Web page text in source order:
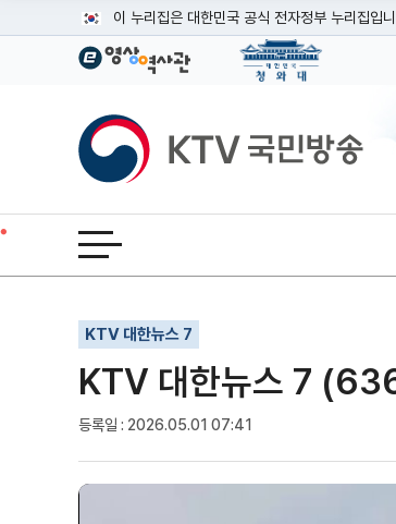
이 누리집은 대한민국 공식 전자정부 누리집입
공식 누리집 주소 확인하기
이밖에 or.kr 또는 .kr등 다른 도메인 주소를 사
운영중인 공식 누리집보기
KTV국민방송
전체메뉴 열기
KTV 대한뉴스 7
KTV 대한뉴스 7
등록일 : 2026.05.01 07:41
기사인쇄
글자확대
글자축소